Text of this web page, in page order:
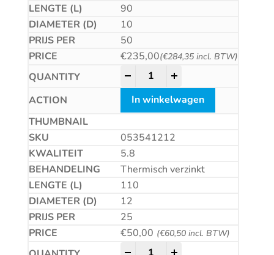
90
10
50
€235,00(€284,35incl. BTW)
Betonschroef CS quantity
In winkelwagen
053541212
5.8
Thermisch verzinkt
110
12
25
€50,00 (€60,50incl. BTW)
Betonschroef CS quantity